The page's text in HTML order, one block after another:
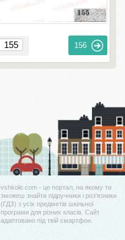
156
vshkole.com - це портал, на якому ти
зможеш знайти підручники і роз'язники
(ГДЗ) з усіх предметів шкільної
програми для різних класів. Сайт
адаптовано під твій смартфон.